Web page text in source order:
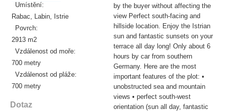
Umístění:
Rabac, Labin, Istrie
Povrch:
2913 m2
Vzdálenost od moře:
700 metry
Vzdálenost od pláže:
700 metry
Dotaz
by the buyer without affecting the
view Perfect south-facing and
hillside location. Enjoy the Istrian
sun and fantastic sunsets on your
terrace all day long! Only about 6
hours by car from southern
Germany. Here are the most
important features of the plot: •
unobstructed sea and mountain
views • perfect south-west
orientation (sun all day, fantastic